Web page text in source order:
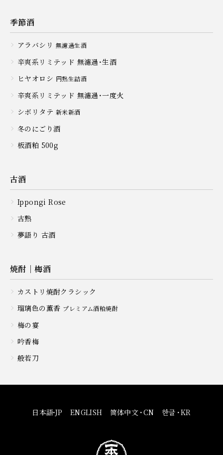
季節酒
アラバシリ 無濾過生酒
辛爽系リミテッド 無濾過・生酒
ヒヤオロシ 円熟生詰酒
辛爽系リミテッド 無濾過・一度火
シボリタテ 新米新酒
冬のにごり酒
板酒粕 500g
古酒
Ippongi Rose
古熟
夢語り 古酒
焼酎｜梅酒
カストリ焼酎クラシック
瑠璃色の薫香 プレミアム酒粕焼酎
梅の宴
吟香梅
般若刀
日本語・JP ENGLISH 简体中文・CN 한글・KR